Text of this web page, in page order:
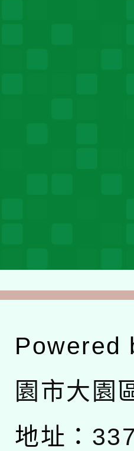
Powered
園市大園
地址：